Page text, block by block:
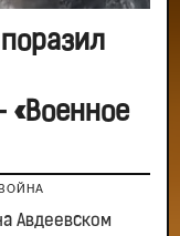
«Военное
ВОЙНА
Авдеевском